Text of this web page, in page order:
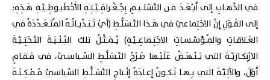
في الذَّهـابِ إلى أَبـْعَـدَ مـن التَّسْلـيـمِ بِجُـغْـرافِـيَّـتِـهِ الأَخْطَبـوطِـيَّـةِ هَـذِهِ:
إلى القَـوْلِ إِنَّ الاجْتِماعيَّ في هَـذا التَّـسَلُّـطِ (أيْ تَـبَـدِّيـاتُـهُ المُتَـعَـدِّدَةُ في
العَـلاقـاتِ والمُـؤَسَّـسـاتِ الاجْتِـماعِـيَّـةِ) يُـمَـثِّـلُ تلك البُـنْـيَـةَ التَّـحْتِـيَّـةَ
الارْتِكـازيَّـةَ التي يَـنْـهَـضُ عَلَيْـها صَـرْحُ التَّـسَلُّـطِ السِّـياسـيِّ، في مَـقـامٍ
أَوَّلَ، والآلِيّـَةَ التي بـِهـا تَـكـونُ إِعـادَةُ إنْـتاجِ التَّسَـلُّـطِ السِّياسيِّ مُـمْـكِـنَـةَ